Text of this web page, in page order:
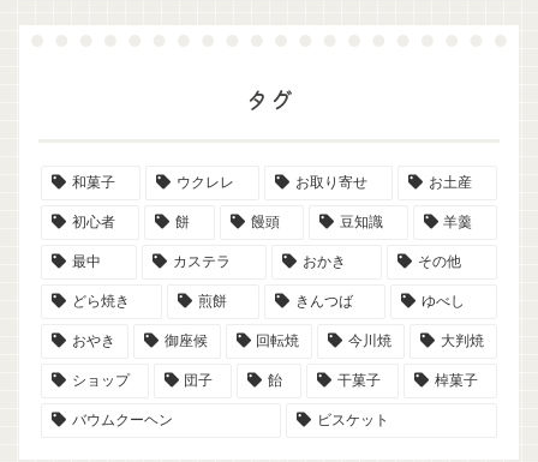
タグ
和菓子 ウクレレ お取り寄せ お土産
初心者 餅 饅頭 豆知識 羊羹
最中 カステラ おかき その他
どら焼き 煎餅 きんつば ゆべし
おやき 御座候 回転焼 今川焼 大判焼
ショップ 団子 飴 干菓子 棹菓子
バウムクーヘン ビスケット